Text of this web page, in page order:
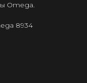
Omega.
8934